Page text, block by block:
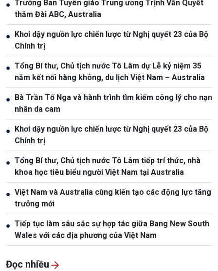
● Trưởng Ban Tuyên giáo Trung ương Trịnh Văn Quyết
thăm Đài ABC, Australia
● Khơi dậy nguồn lực chiến lược từ Nghị quyết 23 của Bộ
Chính trị
● Tổng Bí thư, Chủ tịch nước Tô Lâm dự Lễ kỷ niệm 35
năm kết nối hàng không, du lịch Việt Nam – Australia
● Bà Trần Tố Nga và hành trình tìm kiếm công lý cho nạn
nhân da cam
● Khơi dậy nguồn lực chiến lược từ Nghị quyết 23 của Bộ
Chính trị
● Tổng Bí thư, Chủ tịch nước Tô Lâm tiếp trí thức, nhà
khoa học tiêu biểu người Việt Nam tại Australia
● Việt Nam và Australia cùng kiến tạo các động lực tăng
trưởng mới
● Tiếp tục làm sâu sắc sự hợp tác giữa Bang New South
Wales với các địa phương của Việt Nam
Đọc nhiều